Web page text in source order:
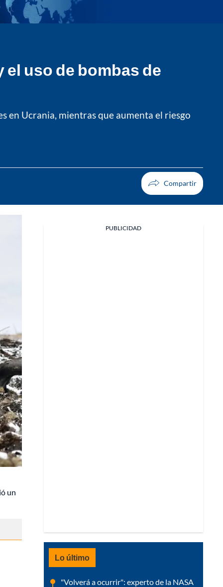
uso de bombas de
en Ucrania, mientras que aumenta el riesgo
un
PUBLICIDAD
Lo último
"Volverá a ocurrir": experto de la NASA